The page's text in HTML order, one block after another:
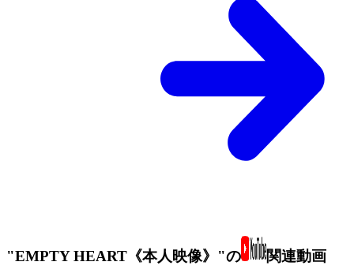
"EMPTY HEART《本人映像》"の 関連動画